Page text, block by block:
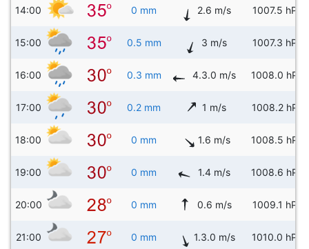
14:00 0 mm 2.6 m/s 1007.5 hPa
15:00 0.5 mm 3 m/s 1007.3 hPa
16:00 0.3 mm 4.3.0 m/s 1008.0 hPa
17:00 0.2 mm 1 m/s 1008.2 hPa
18:00 0 mm 1.6 m/s 1008.5 hPa
19:00 0 mm 1.4 m/s 1008.6 hPa
20:00 0 mm 0.6 m/s 1009.1 hPa
21:00 0 mm 1.3.0 m/s 1010.0 hPa